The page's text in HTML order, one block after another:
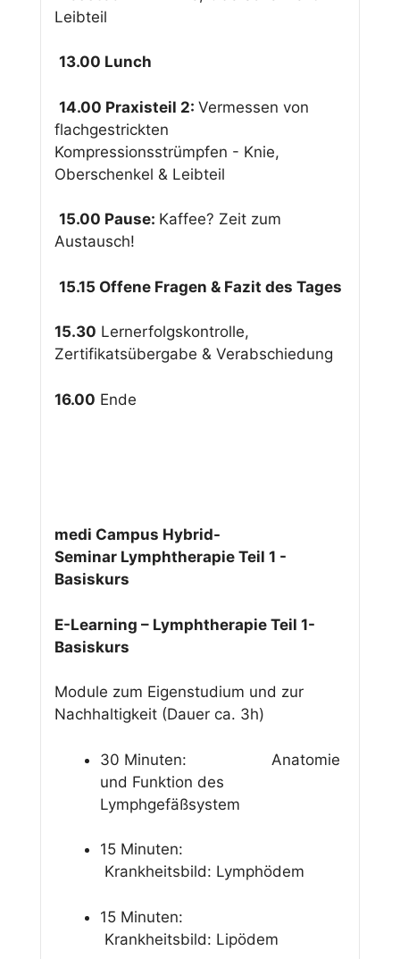
Leibteil
13.00 Lunch
14.00 Praxisteil 2: Vermessen von
flachgestrickten
Kompressionsstrümpfen - Knie,
Oberschenkel & Leibteil
15.00 Pause: Kaffee? Zeit zum
Austausch!
15.15 Offene Fragen & Fazit des Tages
15.30 Lernerfolgskontrolle,
Zertifikatsübergabe & Verabschiedung
16.00 Ende
medi Campus Hybrid-
Seminar Lymphtherapie Teil 1 -
Basiskurs
E-Learning – Lymphtherapie Teil 1-
Basiskurs
Module zum Eigenstudium und zur
Nachhaltigkeit (Dauer ca. 3h)
30 Minuten: Anatomie
und Funktion des
Lymphgefäßsystem
15 Minuten:
Krankheitsbild: Lymphödem
15 Minuten:
Krankheitsbild: Lipödem